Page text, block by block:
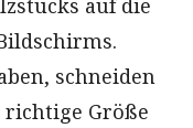
auf die
schneiden
richtige Größe